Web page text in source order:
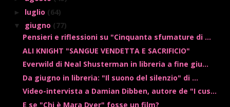
► luglio (64)
▼ giugno (77)
Pensieri e riflessioni su "Cinquanta sfumature di ...
ALI KNIGHT "SANGUE VENDETTA E SACRIFICIO"
Everwild di Neal Shusterman in libreria a fine giu...
Da giugno in libreria: "Il suono del silenzio" di ...
Video-intervista a Damian Dibben, autore de "I cus...
E se "Chi è Mara Dyer" fosse un film?